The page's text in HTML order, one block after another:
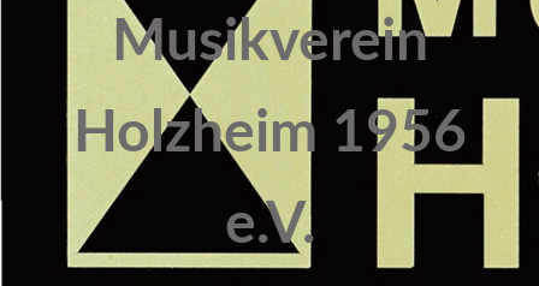
Musikverein
Holzheim 1956
e.V.